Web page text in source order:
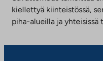
kiellettyä kiinteistössä,
piha-alueilla ja yhteisissä